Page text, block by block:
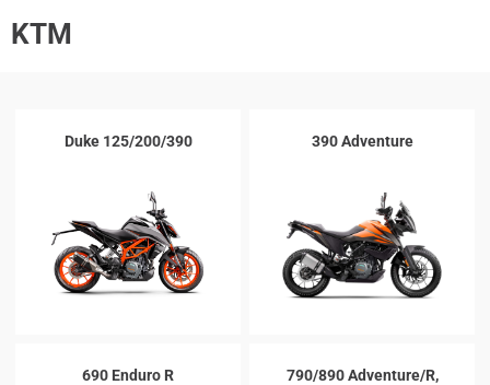
KTM
Duke 125/200/390 390 Adventure
690 Enduro R
790/890 Adventure/R,